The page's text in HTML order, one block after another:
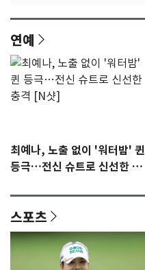
연예
최예나, 노출 없이 '워터밤' 퀸
등극…전신 슈트로 신선한 충
스포츠